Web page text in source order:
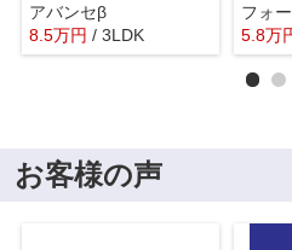
アバンセβ
8.5万円 / 3LDK
フォ
5.8万
お客様の声